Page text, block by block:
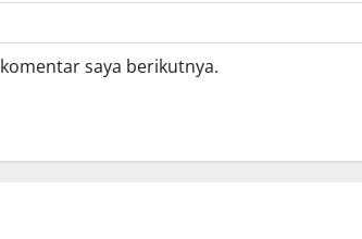
saya berikutnya.